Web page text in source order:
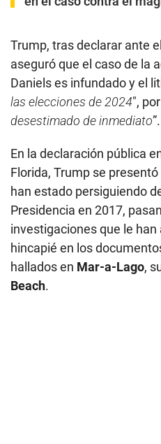
Trump, tras declarar ante
aseguró que el caso de la
Daniels es infundado y el
las elecciones de 2024″,
desestimado de inmediato”.
En la declaración pública
Florida, Trump se
han estado persiguiendo
Presidencia en 2017,
investigaciones que le
hincapié en los
hallados en Mar-a-Lago,
Beach.